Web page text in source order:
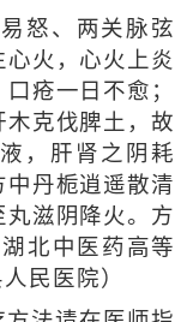
怒、两关脉弦
火，心火上炎
疮一日不愈；
克伐脾土，故
，肝肾之阴耗
丹栀逍遥散清
滋阴降火。方
北中医药高等
民医院）